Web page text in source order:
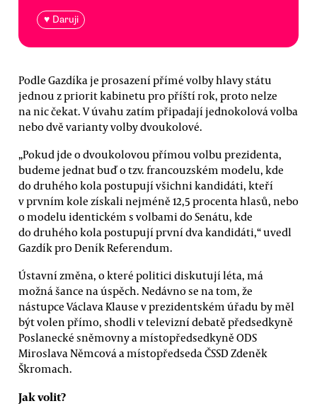
♥ Daruji
Podle Gazdíka je prosazení přímé volby hlavy státu
jednou z priorit kabinetu pro příští rok, proto nelze
na nic čekat. V úvahu zatím připadají jednokolová volba
nebo dvě varianty volby dvoukolové.
„Pokud jde o dvoukolovou přímou volbu prezidenta,
budeme jednat buď o tzv. francouzském modelu, kde
do druhého kola postupují všichni kandidáti, kteří
v prvním kole získali nejméně 12,5 procenta hlasů, nebo
o modelu identickém s volbami do Senátu, kde
do druhého kola postupují první dva kandidáti,“ uvedl
Gazdík pro Deník Referendum.
Ústavní změna, o které politici diskutují léta, má
možná šance na úspěch. Nedávno se na tom, že
nástupce Václava Klause v prezidentském úřadu by měl
být volen přímo, shodli v televizní debatě předsedkyně
Poslanecké sněmovny a místopředsedkyně ODS
Miroslava Němcová a místopředseda ČSSD Zdeněk
Škromach.
Jak volit?